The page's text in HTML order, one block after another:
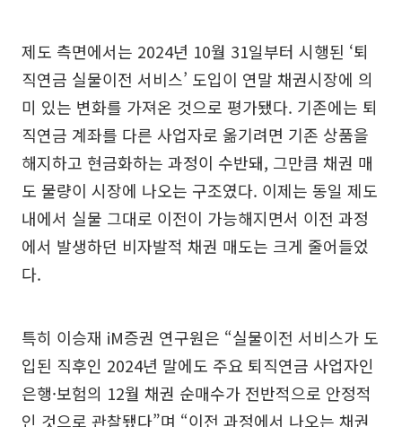
제도 측면에서는 2024년 10월 31일부터 시행된 ‘퇴
직연금 실물이전 서비스’ 도입이 연말 채권시장에 의
미 있는 변화를 가져온 것으로 평가됐다. 기존에는 퇴
직연금 계좌를 다른 사업자로 옮기려면 기존 상품을
해지하고 현금화하는 과정이 수반돼, 그만큼 채권 매
도 물량이 시장에 나오는 구조였다. 이제는 동일 제도
내에서 실물 그대로 이전이 가능해지면서 이전 과정
에서 발생하던 비자발적 채권 매도는 크게 줄어들었
다.
특히 이승재 iM증권 연구원은 “실물이전 서비스가 도
입된 직후인 2024년 말에도 주요 퇴직연금 사업자인
은행·보험의 12월 채권 순매수가 전반적으로 안정적
인 것으로 관찰됐다”며 “이전 과정에서 나오는 채권